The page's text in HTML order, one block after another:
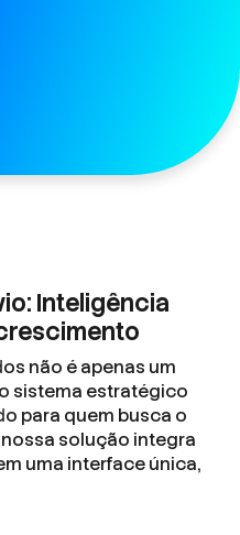
Inteligência
não é apenas um
sistema estratégico
para quem busca o
solução integra
uma interface única,